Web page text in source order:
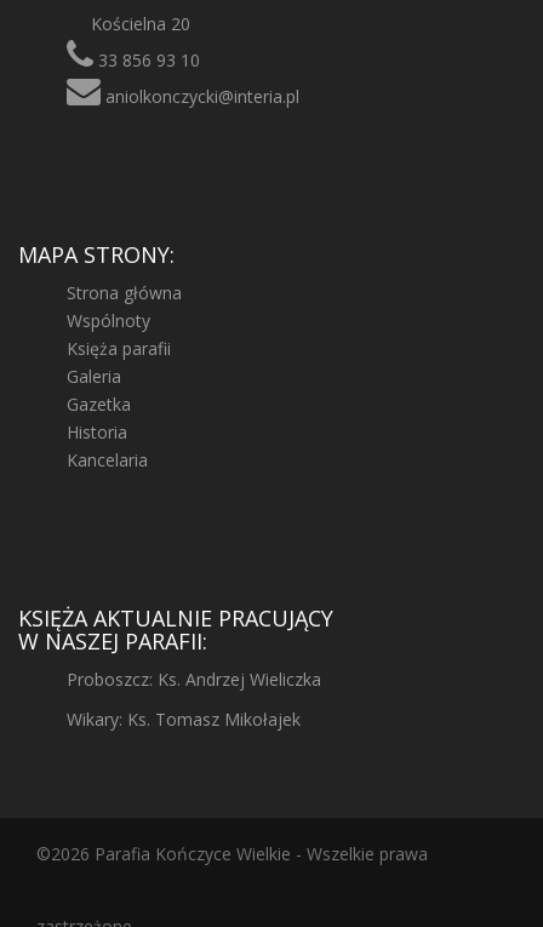
Kościelna 20
33 856 93 10
aniolkonczycki@interia.pl
MAPA STRONY:
Strona główna
Wspólnoty
Księża parafii
Galeria
Gazetka
Historia
Kancelaria
KSIĘŻA AKTUALNIE PRACUJĄCY
W NASZEJ PARAFII:
Proboszcz: Ks. Andrzej Wieliczka
Wikary: Ks. Tomasz Mikołajek
©2026 Parafia Kończyce Wielkie - Wszelkie prawa